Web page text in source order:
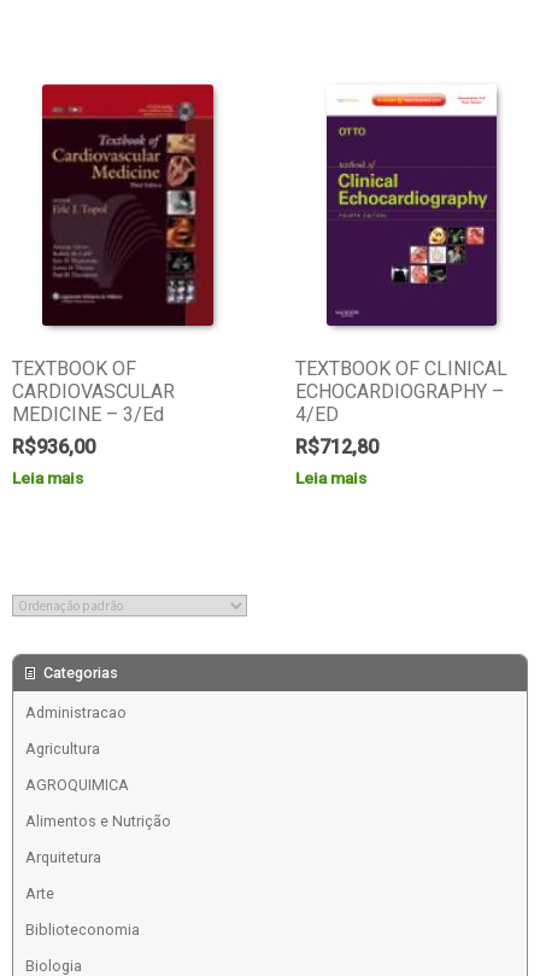
TEXTBOOK OF
CARDIOVASCULAR
MEDICINE – 3/Ed
R$936,00
Leia mais
TEXTBOOK OF CLINICAL
ECHOCARDIOGRAPHY –
4/ED
R$712,80
Leia mais
Categorias
Administracao
Agricultura
AGROQUIMICA
Alimentos e Nutrição
Arquitetura
Arte
Biblioteconomia
Biologia